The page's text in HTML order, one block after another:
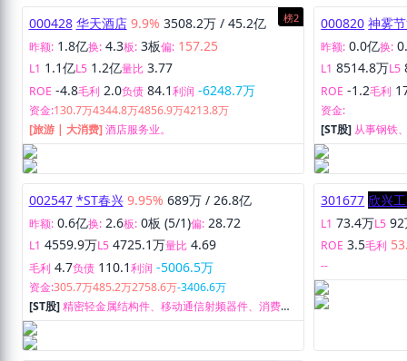
榜2
000428 华天酒店 9.9% 3508.2万 / 45.2亿
昨额: 1.8亿换: 4.3板: 3板偏: 157.25
L1 1.1亿L5 1.2亿量比 3.77
ROE -4.8毛利 2.0负债 84.1利润 -6248.7万
资金:130.7万4344.8万4856.9万4213.8万
[旅游 | 大消费]酒店服务业。
000820 神雾
昨额: 0.0亿换:
L1 8514.8万L5
ROE -1.2毛利
资金:
[ST股] 从事钢铁
作。
002547 *ST春兴 9.95% 689万 / 26.8亿
昨额: 0.6亿换: 2.6板: 0板 (5/1)偏: 28.72
L1 4559.9万L5 4725.1万量比 4.69
毛利 4.7负债 110.1利润 -5006.5万
资金:305.7万485.2万2758.6万-3406.6万
[ST股]精密轻金属结构件、移动通信射频器件、消费电
子产品塑胶结构件以及冲压钣金件的研发和制造业务、
汽车零部件领域的精密铝合金结构件、电子元器件分
销。
301677 欣兴
L1 73.4万L5
ROE 3.5毛利
--